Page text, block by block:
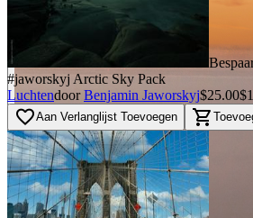
#jaworskyj Arctic Sky Pack
Luchtendoor Benjamin Jaworskyj$25.00
favorite_borderAan Verlanglijst Toevoegen shopping_cart